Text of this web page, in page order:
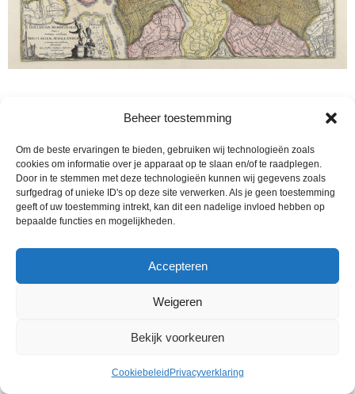
Beheer toestemming
Om de beste ervaringen te bieden, gebruiken wij technologieën zoals
cookies om informatie over je apparaat op te slaan en/of te raadplegen.
Door in te stemmen met deze technologieën kunnen wij gegevens zoals
surfgedrag of unieke ID's op deze site verwerken. Als je geen toestemming
geeft of uw toestemming intrekt, kan dit een nadelige invloed hebben op
bepaalde functies en mogelijkheden.
Accepteren
Weigeren
Bekijk voorkeuren
Cookiebeleid Privacyverklaring